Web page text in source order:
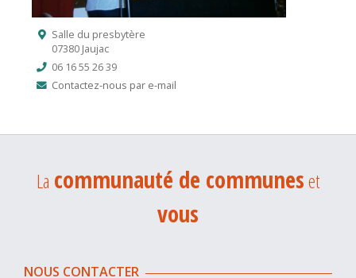
Salle du presbytère
07380 Jaujac
06 16 55 26 39
Contactez-nous par e-mail
La communauté de communeset
vous
NOUS CONTACTER